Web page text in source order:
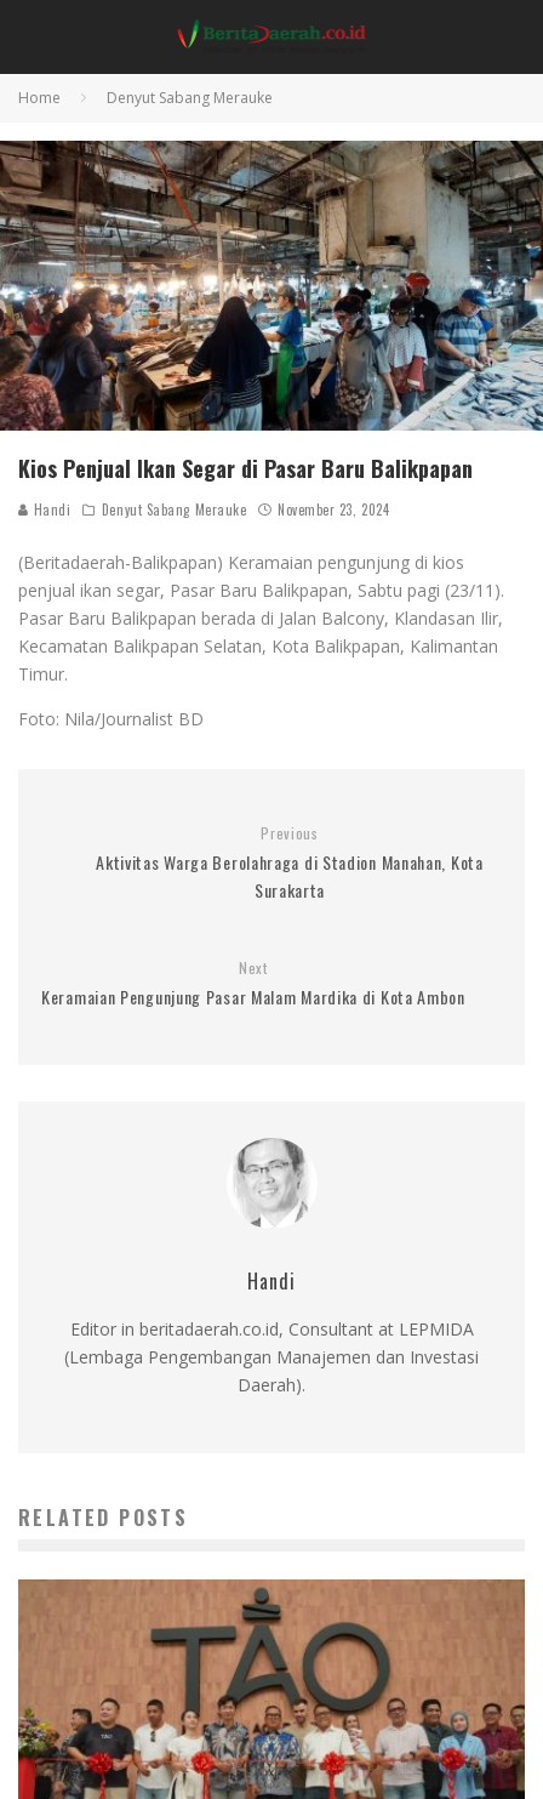
Home Denyut Sabang Merauke
Kios Penjual Ikan Segar di Pasar Baru Balikpapan
Handi Denyut Sabang Merauke November 23, 2024
(Beritadaerah-Balikpapan) Keramaian pengunjung di kios
penjual ikan segar, Pasar Baru Balikpapan, Sabtu pagi (23/11).
Pasar Baru Balikpapan berada di Jalan Balcony, Klandasan Ilir,
Kecamatan Balikpapan Selatan, Kota Balikpapan, Kalimantan
Timur.
Foto: Nila/Journalist BD
Previous
Aktivitas Warga Berolahraga di Stadion Manahan, Kota
Surakarta
Next
Keramaian Pengunjung Pasar Malam Mardika di Kota Ambon
Handi
Editor in beritadaerah.co.id, Consultant at LEPMIDA
(Lembaga Pengembangan Manajemen dan Investasi
Daerah).
RELATED POSTS